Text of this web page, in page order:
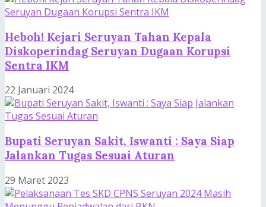
Heboh! Kejari Seruyan Tahan Kepala
Diskoperindag Seruyan Dugaan Korupsi
Sentra IKM
22 Januari 2024
Bupati Seruyan Sakit, Iswanti : Saya Siap
Jalankan Tugas Sesuai Aturan
29 Maret 2023